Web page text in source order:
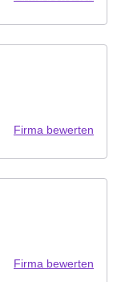
Firma bewerten
Firma bewerten